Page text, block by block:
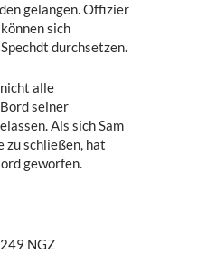
gelangen. Offizier
sich
durchsetzen.
alle
seiner
Als sich Sam
zu schließen, hat
geworfen.
NGZ